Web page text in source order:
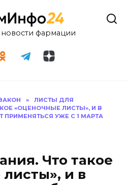
фармации
»
ЛИСТЫ ДЛЯ
«ОЦЕНОЧНЫЕ ЛИСТЫ», И В
ПРИМЕНЯТЬСЯ УЖЕ С 1 МАРТА
Что такое
и в